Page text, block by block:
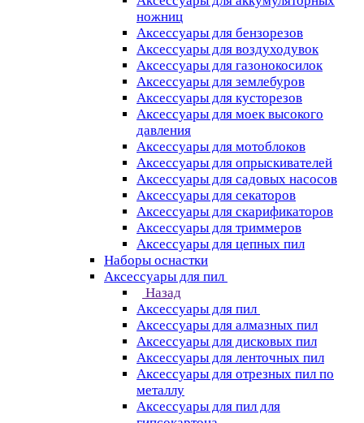
ножниц
Аксессуары для бензорезов
Аксессуары для воздуходувок
Аксессуары для газонокосилок
Аксессуары для землебуров
Аксессуары для кусторезов
Аксессуары для моек высокого
давления
Аксессуары для мотоблоков
Аксессуары для опрыскивателей
Аксессуары для садовых насосов
Аксессуары для секаторов
Аксессуары для скарификаторов
Аксессуары для триммеров
Аксессуары для цепных пил
Наборы оснастки
Аксессуары для пил
Назад
Аксессуары для пил
Аксессуары для алмазных пил
Аксессуары для дисковых пил
Аксессуары для ленточных пил
Аксессуары для отрезных пил по
металлу
Аксессуары для пил для